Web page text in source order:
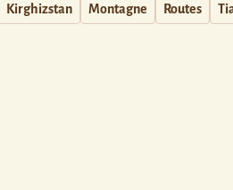
Kirghizstan Montagne Routes